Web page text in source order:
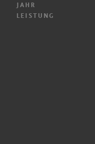
JAHR
LEISTUNG